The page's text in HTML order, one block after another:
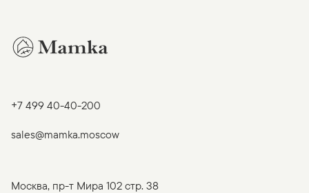
+7 499 40-40-200
sales@mamka.moscow
Москва, пр-т Мира 102 стр. 38